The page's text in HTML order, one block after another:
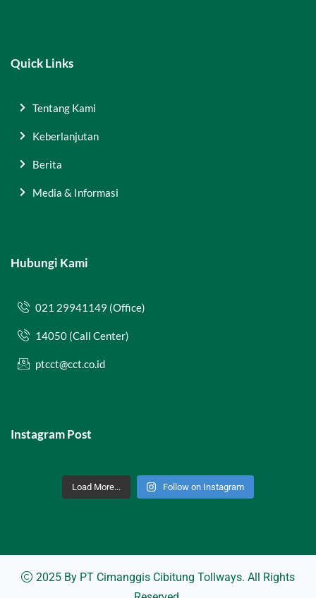
Quick Links
Tentang Kami
Keberlanjutan
Berita
Media & Informasi
Hubungi Kami
021 29941149 (Office)
14050 (Call Center)
ptcct@cct.co.id
Instagram Post
Load More... Follow on Instagram
2025 By PT Cimanggis Cibitung Tollways. All Rights